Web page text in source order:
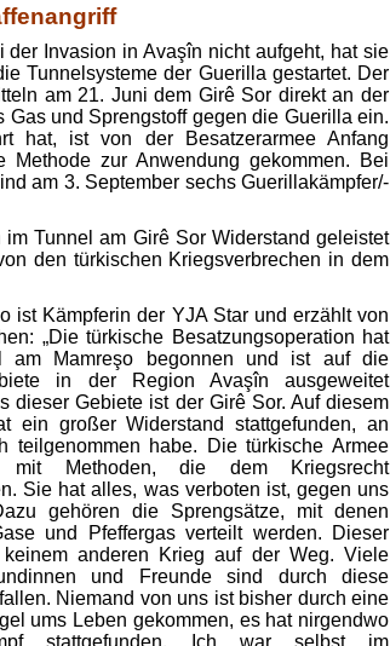
Invasion in Avaşîn nicht aufgeht, hat sie
Tunnelsysteme der Guerilla gestartet. Der
am 21. Juni dem Girê Sor direkt an der
und Sprengstoff gegen die Guerilla ein.
hat, ist von der Besatzerarmee Anfang
Methode zur Anwendung gekommen. Bei
am 3. September sechs Guerillakämpfer/-
Tunnel am Girê Sor Widerstand geleistet
den türkischen Kriegsverbrechen in dem
ist Kämpferin der YJA Star und erzählt von
„Die türkische Besatzungsoperation hat
am Mamreşo begonnen und ist auf die
in der Region Avaşîn ausgeweitet
dieser Gebiete ist der Girê Sor. Auf diesem
ein großer Widerstand stattgefunden, an
teilgenommen habe. Die türkische Armee
Methoden, die dem Kriegsrecht
Sie hat alles, was verboten ist, gegen uns
gehören die Sprengsätze, mit denen
und Pfeffergas verteilt werden. Dieser
anderen Krieg auf der Weg. Viele
und Freunde sind durch diese
Niemand von uns ist bisher durch eine
ums Leben gekommen, es hat nirgendwo
stattgefunden. Ich war selbst im